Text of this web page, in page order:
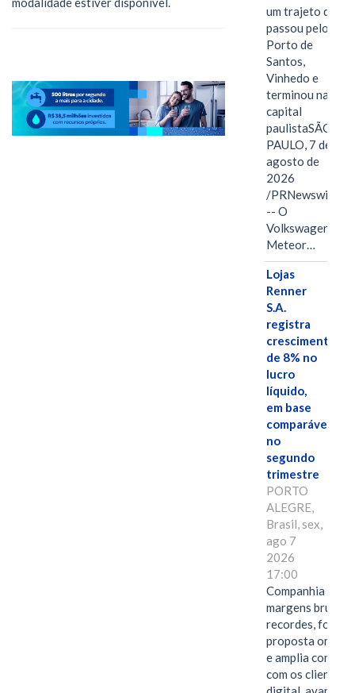
um trajeto que
passou pelo
Porto de
Santos,
Vinhedo e
terminou na
capital
paulistaSÃO
PAULO, 7 de
agosto de
2026
/PRNewswire/
-- O
Volkswagen
Meteor…
Lojas
Renner
S.A.
registra
crescimento
de 8% no
lucro
líquido,
em base
comparável,
no
segundo
trimestre
PORTO
ALEGRE,
Brasil, sex,
ago 7
2026
17:00
Companhia
margens brutas
recordes,
proposta
e amplia
com os clientes